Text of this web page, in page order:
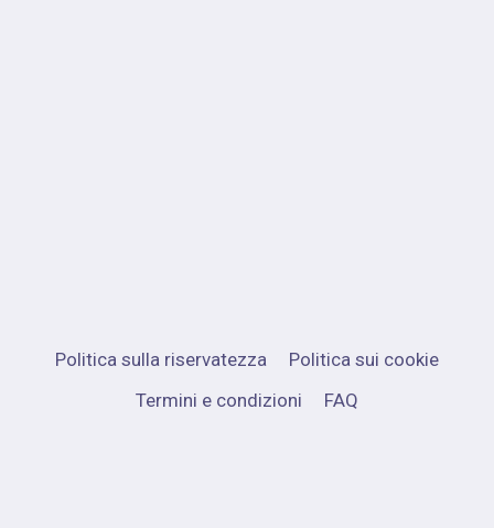
Politica sulla riservatezza
Politica sui cookie
Termini e condizioni
FAQ